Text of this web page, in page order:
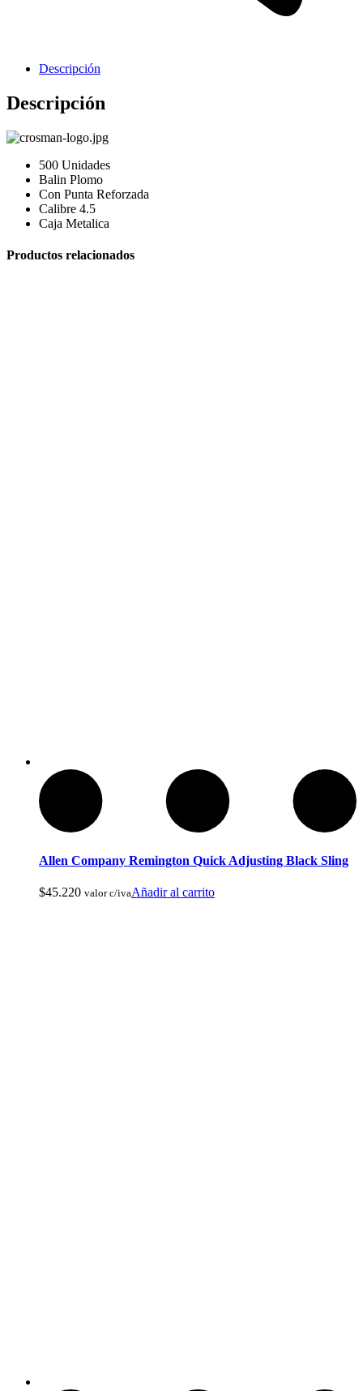
Cavas de Vino
Articulos de Caza y Pesca
Descripción
Descripción
500 Unidades
Balin Plomo
Con Punta Reforzada
Calibre 4.5
Caja Metalica
Productos relacionados
Allen Company Remington Quick Adjusting Black Sling
$45.220 valor c/ivaAñadir al carrito